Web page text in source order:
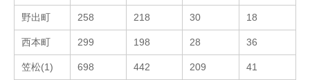
野出町 258 218 30 18
西本町 299 198 28 36
笠松(1) 698 442 209 41